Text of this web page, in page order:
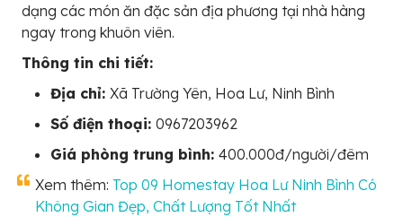
dạng các món ăn đặc sản địa phương tại nhà hàng
ngay trong khuôn viên.
Thông tin chi tiết:
Địa chỉ: Xã Trường Yên, Hoa Lư, Ninh Bình
Số điện thoại: 0967203962
Giá phòng trung bình: 400.000đ/người/đêm
Xem thêm: Top 09 Homestay Hoa Lư Ninh Bình Có
Không Gian Đẹp, Chất Lượng Tốt Nhất